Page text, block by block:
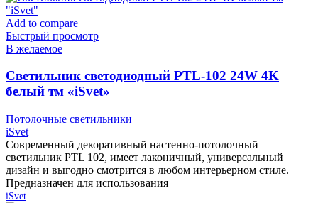
Add to compare
Быстрый просмотр
В желаемое
Cветильник светодиодный PTL-102 24W 4K
белый тм «iSvet»
Потолочные светильники
iSvet
Современный декоративный настенно-потолочный
светильник PTL 102, имеет лаконичный, универсальный
дизайн и выгодно смотрится в любом интерьерном стиле.
Предназначен для использования
iSvet